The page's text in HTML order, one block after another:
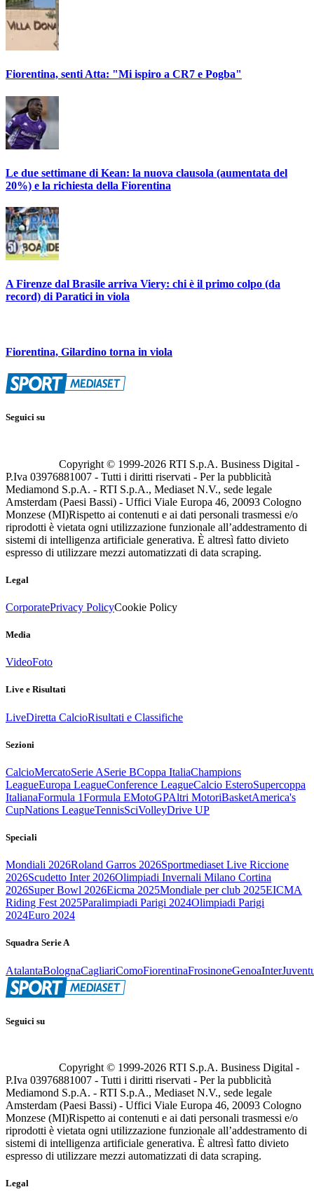
Fiorentina, senti Atta: "Mi ispiro a CR7 e Pogba"
Le due settimane di Kean: la nuova clausola (aumentata del
20%) e la richiesta della Fiorentina
A Firenze dal Brasile arriva Viery: chi è il primo colpo (da
record) di Paratici in viola
Fiorentina, Gilardino torna in viola
Seguici su
Copyright © 1999-2026 RTI S.p.A. Business Digital -
P.Iva 03976881007 - Tutti i diritti riservati - Per la pubblicità
Mediamond S.p.A. - RTI S.p.A., Mediaset N.V., sede legale
Amsterdam (Paesi Bassi) - Uffici Viale Europa 46, 20093 Cologno
Monzese (MI)Rispetto ai contenuti e ai dati personali trasmessi e/o
riprodotti è vietata ogni utilizzazione funzionale all’addestramento di
sistemi di intelligenza artificiale generativa. È altresì fatto divieto
espresso di utilizzare mezzi automatizzati di data scraping.
Legal
CorporatePrivacy PolicyCookie Policy
Media
VideoFoto
Live e Risultati
LiveDiretta CalcioRisultati e Classifiche
Sezioni
CalcioMercatoSerie ASerie BCoppa ItaliaChampions
LeagueEuropa LeagueConference LeagueCalcio EsteroSupercoppa
ItalianaFormula 1Formula EMotoGPAltri MotoriBasketAmerica's
CupNations LeagueTennisSciVolleyDrive UP
Speciali
Mondiali 2026Roland Garros 2026Sportmediaset Live Riccione
2026Scudetto Inter 2026Olimpiadi Invernali Milano Cortina
2026Super Bowl 2026Eicma 2025Mondiale per club 2025EICMA
Riding Fest 2025Paralimpiadi Parigi 2024Olimpiadi Parigi
2024Euro 2024
Squadra Serie A
AtalantaBolognaCagliariComoFiorentinaFrosinoneGenoaInter
Seguici su
Copyright © 1999-2026 RTI S.p.A. Business Digital -
P.Iva 03976881007 - Tutti i diritti riservati - Per la pubblicità
Mediamond S.p.A. - RTI S.p.A., Mediaset N.V., sede legale
Amsterdam (Paesi Bassi) - Uffici Viale Europa 46, 20093 Cologno
Monzese (MI)Rispetto ai contenuti e ai dati personali trasmessi e/o
riprodotti è vietata ogni utilizzazione funzionale all’addestramento di
sistemi di intelligenza artificiale generativa. È altresì fatto divieto
espresso di utilizzare mezzi automatizzati di data scraping.
Legal